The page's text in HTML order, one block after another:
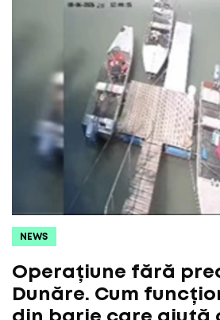
NEWS
Operațiune fără
Dunăre. Cum